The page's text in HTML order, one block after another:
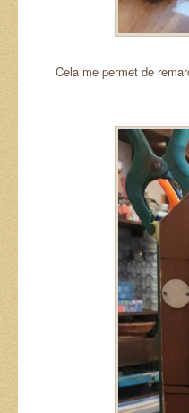
Cela me permet de